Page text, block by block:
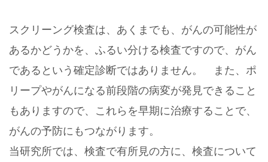
スクリーング検査は、あくまでも、がんの可能性が
あるかどうかを、ふるい分ける検査ですので、がん
であるという確定診断ではありません。 また、ポ
リープやがんになる前段階の病変が発見できること
もありますので、これらを早期に治療することで、
がんの予防にもつながります。
当研究所では、検査で有所見の方に、検査について